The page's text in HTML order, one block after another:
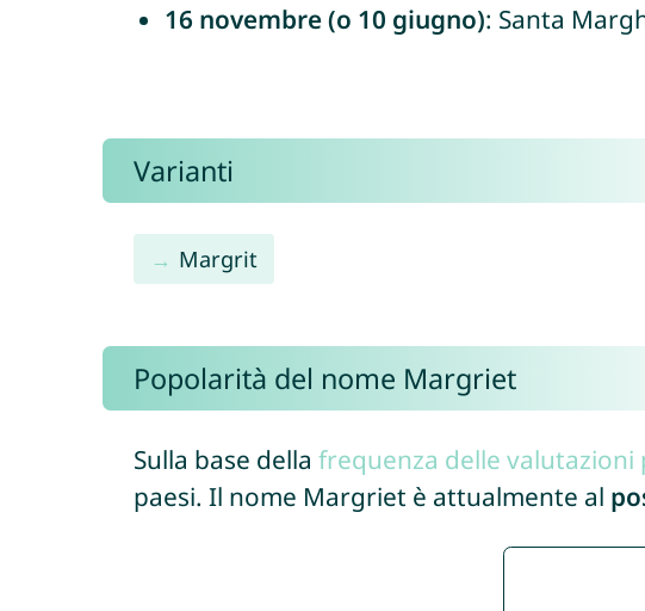
16 novembre (o 10 giugno): Santa
Varianti
Margrit
Popolarità del nome Margriet
Sulla base della frequenza delle valutazioni
paesi. Il nome Margriet è attualmente al